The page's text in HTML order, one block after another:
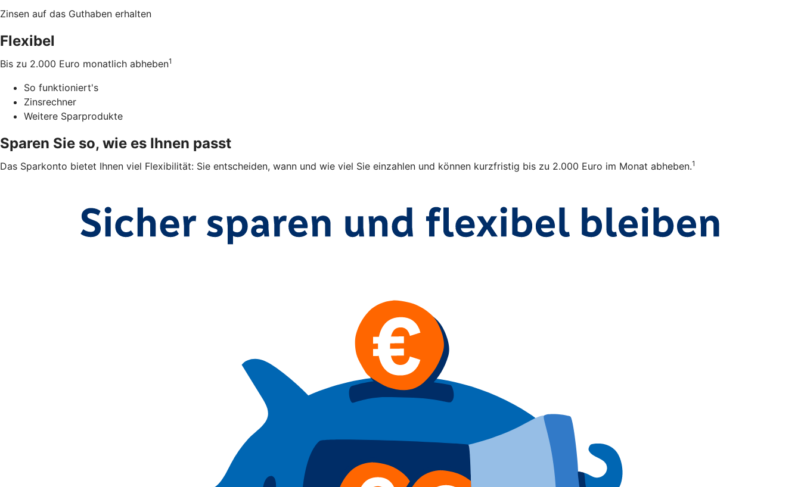
Zinsen auf das Guthaben erhalten
Flexibel
Bis zu 2.000 Euro monatlich abheben1
So funktioniert's
Zinsrechner
Weitere Sparprodukte
Sparen Sie so, wie es Ihnen passt
Das Sparkonto bietet Ihnen viel Flexibilität: Sie entscheiden, wann und wie viel Sie einzahlen und können kurzfristig bis zu 2.000 Euro im Monat abheben.1